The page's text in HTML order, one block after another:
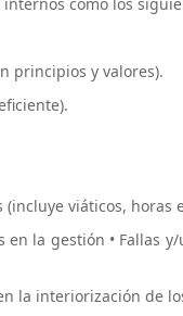
principios y valores).
viáticos, horas
la gestión • Fallas
la interiorización de